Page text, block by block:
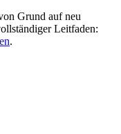
Grund auf neu
Leitfaden:
.